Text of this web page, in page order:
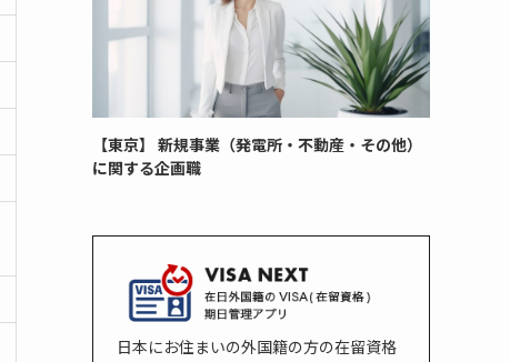
【東京】 新規事業（発電所・不動産・その他）
に関する企画職
日本にお住まいの外国籍の方の在留資格